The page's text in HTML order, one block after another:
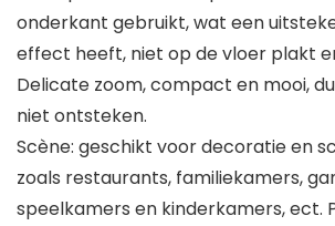
onderkant gebruikt, wat een
effect heeft, niet op de vloer plakt
Delicate zoom, compact en mooi,
niet ontsteken.
Scène: geschikt voor decoratie en
zoals restaurants, familiekamers,
speelkamers en kinderkamers, ect.